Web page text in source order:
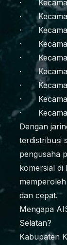
·
·
·
·
·
·
·
·
·
Dengan
terdistribusi
pengusaha
komersial di
dan cepat.
Mengapa
Selatan?
Kabupaten